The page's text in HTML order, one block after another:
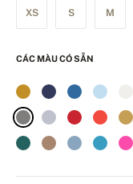
XS S M
CÁC MÀU CÓ SẴN